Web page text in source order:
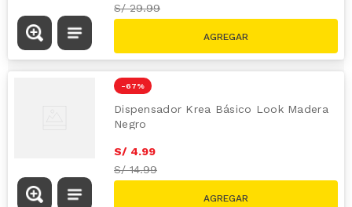
S/29.99
-67 %
Dispensador Krea Básico Look Madera
Negro
S/ 4.99
S/14.99